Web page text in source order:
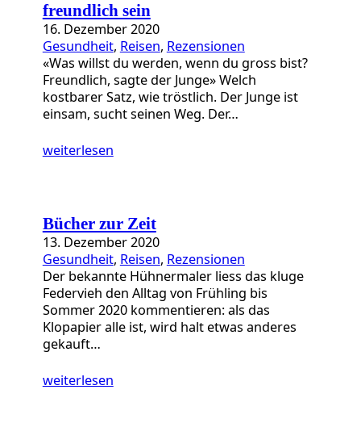
freundlich sein
16. Dezember 2020
Gesundheit, Reisen, Rezensionen
«Was willst du werden, wenn du gross bist?
Freundlich, sagte der Junge» Welch
kostbarer Satz, wie tröstlich. Der Junge ist
einsam, sucht seinen Weg. Der…
weiterlesen
Bücher zur Zeit
13. Dezember 2020
Gesundheit, Reisen, Rezensionen
Der bekannte Hühnermaler liess das kluge
Federvieh den Alltag von Frühling bis
Sommer 2020 kommentieren: als das
Klopapier alle ist, wird halt etwas anderes
gekauft…
weiterlesen